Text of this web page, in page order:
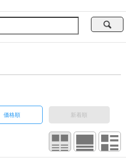
価格順 新着順